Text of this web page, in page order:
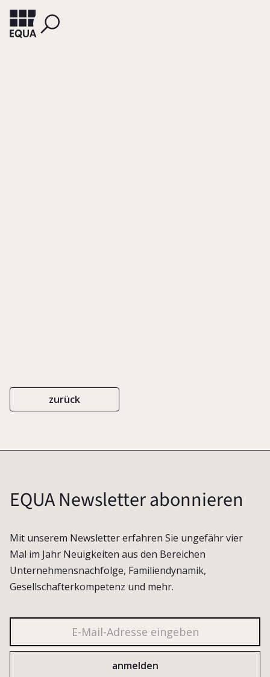
zurück
EQUA Newsletter abonnieren
Mit unserem Newsletter erfahren Sie ungefähr vier
Mal im Jahr Neuigkeiten aus den Bereichen
Unternehmensnachfolge, Familiendynamik,
Gesellschafterkompetenz und mehr.